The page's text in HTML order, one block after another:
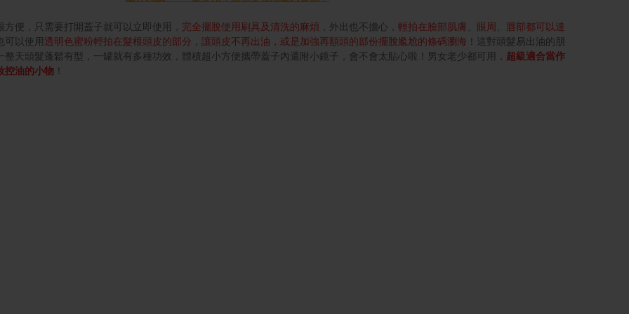
便，只需要打開蓋子就可以立即使用， 完全擺脫使用刷具及清洗的麻煩 ，外出也不擔心， 輕拍在臉部肌膚 眼周
唇部都可以達
可以使用透明色蜜粉輕拍在髮根頭皮的部分 ， 讓頭皮不再出油 ， 或是加強再額頭的部份擺脫尷尬的條碼瀏海 ！這對頭髮易出油的朋
天頭髮蓬鬆有型，一罐就有多種功效，體積超小方便攜帶蓋子內還附小鏡子，會不會太貼心啦！男女老少都可用， 超級適合當作
控油的小物 ！